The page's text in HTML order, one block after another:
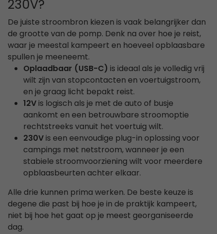
230V?
De juiste stroombron kiezen is vaak belangrijker dan
de grootte van de pomp. Denk na over hoe je reist,
waar je meestal kampeert en hoeveel opblaasbare
spullen je meeneemt.
Oplaadbaar (USB-C) is ideaal als je volledig vrij
wilt zijn van stopcontacten en voertuigstroom,
en je graag licht bepakt reist.
12Vis logisch als je met de auto of busje
aankomt en een betrouwbare stroomoptie
rechtstreeks vanuit het voertuig wilt.
230Vis een eenvoudige plug-in oplossing voor
campings met netstroom, wanneer je een
stabiele stroomvoorziening wilt voor meerdere
opblaasbeurten achter elkaar.
Alle drie kunnen prima werken. De beste keuze is
degene die past bij hoe je in de praktijk kampeert,
niet bij hoe het gaat op je meest georganiseerde
dag.